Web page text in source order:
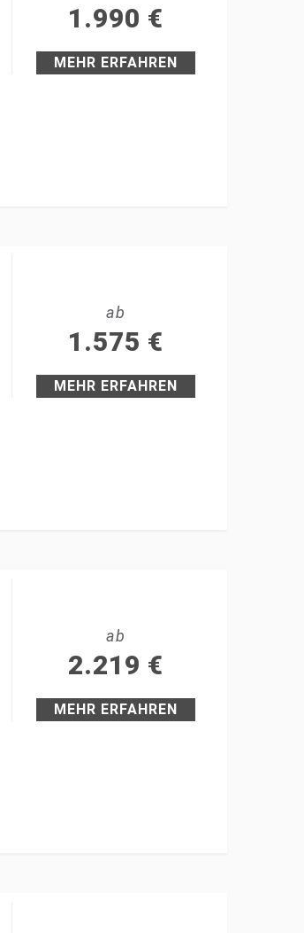
1.990 €
MEHR ERFAHREN
ab
1.575 €
MEHR ERFAHREN
ab
2.219 €
MEHR ERFAHREN